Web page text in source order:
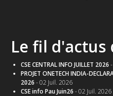
Le fil d'actus
CSE CENTRAL INFO JUILLET 2026
PROJET ONETECH INDIA-
2026 - 02 Juil. 2026
CSE info Pau Juin26 - 02 Juil. 2026